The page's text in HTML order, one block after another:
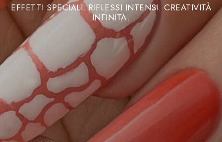
EFFETTI SPECIALI. RIFLESSI INTENSI. CREATIVITÀ
INFINITA.